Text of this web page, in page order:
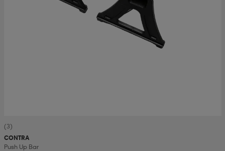
(3)
CONTRA
Push Up Bar